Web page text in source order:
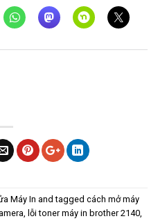
Máy In and tagged cách mở máy
, lỗi toner máy in brother 2140,